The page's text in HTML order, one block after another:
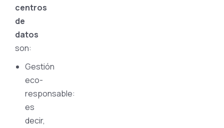
centros
de
datos
son:
Gestión
eco-
responsable:
es
decir,